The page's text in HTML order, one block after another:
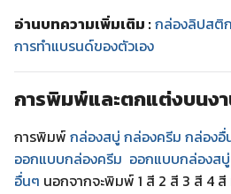
อ่านบทความเพิ่มเติม :กล่องลิปสติก
การทำแบรนด์ของตัวเอง
การพิมพ์และตกแต่งบนง
การพิมพ์ กล่องสบู่ กล่องครีม กล่องอื่
ออกแบบกล่องครีม ออกแบบกล่องสบู่
อื่นๆ นอกจากจะพิมพ์ 1 สี 2 สี 3 สี 4